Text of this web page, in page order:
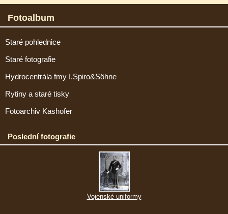
Fotoalbum
Staré pohlednice
Staré fotografie
Hydrocentrála fmy I.Spiro&Söhne
Rytiny a staré tisky
Fotoarchiv Kashofer
Poslední fotografie
Vojenské uniformy